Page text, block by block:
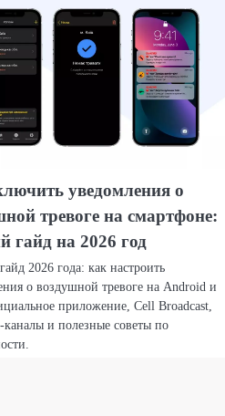
уведомления о
тревоге на смартфоне:
гайд на 2026 год
2026 года: как настроить
о воздушной тревоге на Android и
приложение, Cell Broadcast,
каналы и полезные советы по